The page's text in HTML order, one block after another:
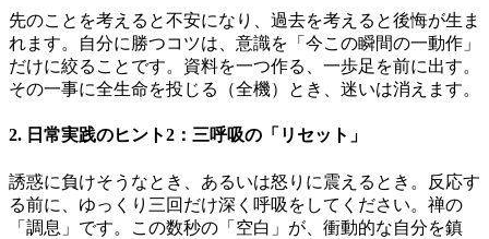
先のことを考えると不安になり、過去を考えると後悔が生ま
れます。自分に勝つコツは、意識を「今この瞬間の一動作」
だけに絞ることです。資料を一つ作る、一歩足を前に出す。
その一事に全生命を投じる（全機）とき、迷いは消えます。
2. 日常実践のヒント2：三呼吸の「リセット」
誘惑に負けそうなとき、あるいは怒りに震えるとき。反応す
る前に、ゆっくり三回だけ深く呼吸をしてください。禅の
「調息」です。この数秒の「空白」が、衝動的な自分を鎮